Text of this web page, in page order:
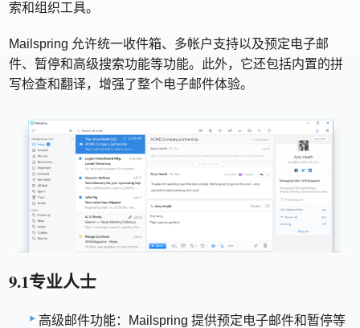
索和组织工具。
Mailspring 允许统一收件箱、多帐户支持以及预定电子邮
件、暂停和高级搜索功能等功能。此外，它还包括内置的拼
写检查和翻译，增强了整个电子邮件体验。
9.1专业人士
高级邮件功能：Mailspring 提供预定电子邮件和暂停等